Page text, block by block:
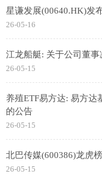
星谦发展(00640.HK)发
26-05-16
江龙船艇: 关于公司董
26-05-15
养殖ETF易方达: 易方
的公告
26-05-15
北巴传媒(600386)龙虎
26-05-15